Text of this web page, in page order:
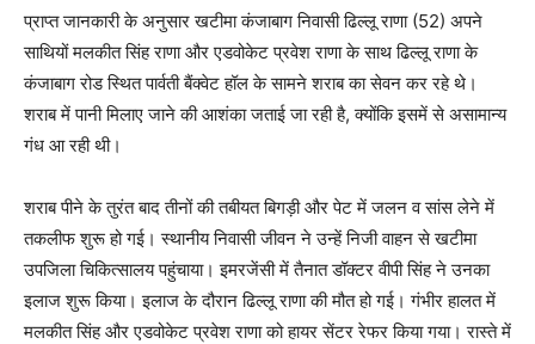
प्राप्त जानकारी के अनुसार खटीमा कंजाबाग निवासी ढिल्लू राणा (52) अपने
साथियों मलकीत सिंह राणा और एडवोकेट प्रवेश राणा के साथ ढिल्लू राणा के
कंजाबाग रोड स्थित पार्वती बैंक्वेट हॉल के सामने शराब का सेवन कर रहे थे।
शराब में पानी मिलाए जाने की आशंका जताई जा रही है, क्योंकि इसमें से असामान्य
गंध आ रही थी।
शराब पीने के तुरंत बाद तीनों की तबीयत बिगड़ी और पेट में जलन व सांस लेने में
तकलीफ शुरू हो गई। स्थानीय निवासी जीवन ने उन्हें निजी वाहन से खटीमा
उपजिला चिकित्सालय पहुंचाया। इमरजेंसी में तैनात डॉक्टर वीपी सिंह ने उनका
इलाज शुरू किया। इलाज के दौरान ढिल्लू राणा की मौत हो गई। गंभीर हालत में
मलकीत सिंह और एडवोकेट प्रवेश राणा को हायर सेंटर रेफर किया गया। रास्ते में